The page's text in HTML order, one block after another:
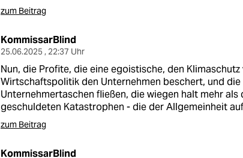
zum Beitrag
KommissarBlind
25.06.2025 , 22:37 Uhr
Nun, die Profite, die eine egoistische, den
Wirtschaftspolitik den Unternehmen beschert, und
Unternehmertaschen fließen, die wiegen halt mehr
geschuldeten Katastrophen - die der Allgemeinheit
zum Beitrag
KommissarBlind